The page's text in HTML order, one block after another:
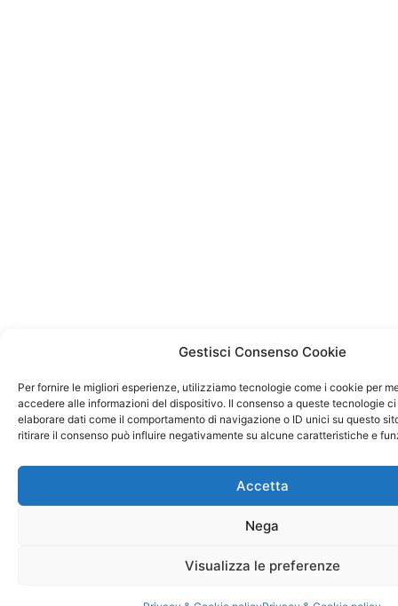
Gestisci Consenso Cookie
Per fornire le migliori esperienze, utilizziamo tecnologie come i cookie per
accedere alle informazioni del dispositivo. Il consenso a queste tecnologie
elaborare dati come il comportamento di navigazione o ID unici su questo
ritirare il consenso può influire negativamente su alcune caratteristiche e
Accetta
Nega
Visualizza le preferenze